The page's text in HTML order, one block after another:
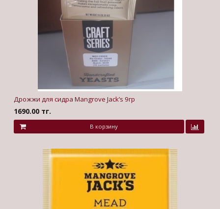
Дрожжи для сидра Mangrove Jack’s 9гр
1690.00 тг.
В корзину